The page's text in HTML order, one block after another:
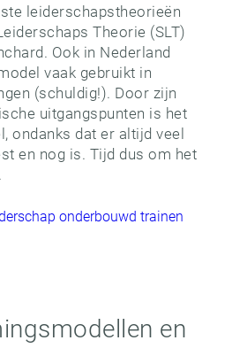
leiderschapstheorieën
Theorie (SLT)
Ook in Nederland
vaak gebruikt in
(schuldig!). Door zijn
uitgangspunten is het
ondanks dat er altijd veel
en nog is. Tijd dus om het
onderbouwd trainen
en